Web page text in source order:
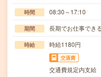
時間 08:30～17:10
期間 長期でお仕事でき
時給 時給1180円
交通費
交通費規定内支給